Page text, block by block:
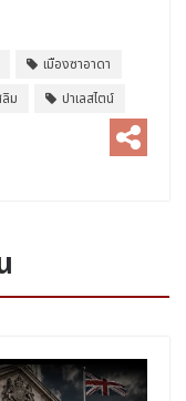
เมืองซาอาดา
ม ปาเลสไตน์